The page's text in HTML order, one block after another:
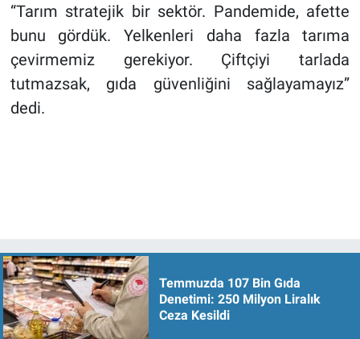
“Tarım stratejik bir sektör. Pandemide, afette
bunu gördük. Yelkenleri daha fazla tarıma
çevirmemiz gerekiyor. Çiftçiyi tarlada
tutmazsak, gıda güvenliğini sağlayamayız”
dedi.
Temmuzda 107 Bin Gıda
Denetimi: 250 Milyon Liralık
Ceza Kesildi